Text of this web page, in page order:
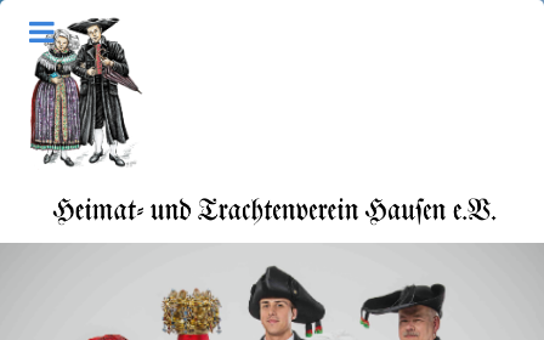
Interessante Geschichten